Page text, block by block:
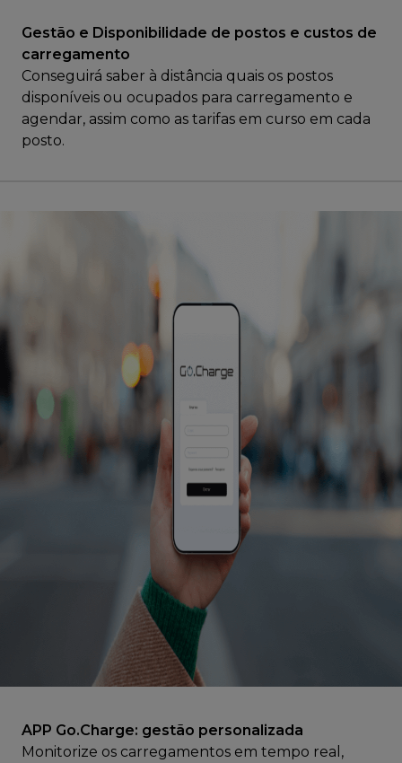
Gestão e Disponibilidade de postos e custos de
carregamento
Conseguirá saber à distância quais os postos
disponíveis ou ocupados para carregamento e
agendar, assim como as tarifas em curso em cada
posto.
APP Go.Charge: gestão personalizada
Monitorize os carregamentos em tempo real,